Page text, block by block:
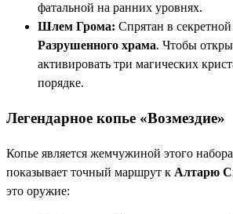
фатальной на ранних уровнях.
Шлем Грома: Спрятан в
Разрушенного храма. Чтобы
активировать три магических
порядке.
Легендарное копье «Возмездие»
Копье является жемчужиной этого
показывает точный маршрут к Алтарю
это оружие: